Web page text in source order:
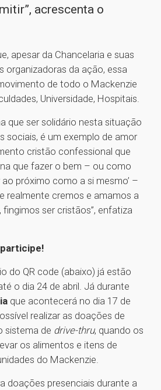
acrescenta o
apesar da Chancelaria e suas
organizadoras da ação, essa
de todo o Mackenzie
Universidade, Hospitais.
que ser solidário nesta situação
sociais, é um exemplo de amor
cristão confessional que
que fazer o bem – ou como
ao próximo como a si mesmo’ –
realmente cremos e amamos a
fingimos ser cristãos”, enfatiza
do QR code (abaixo) já estão
o dia 24 de abril. Já durante
que acontecerá no dia 17 de
realizar as doações de
sistema de drive-thru, quando os
os alimentos e itens de
do Mackenzie.
doações presenciais durante a